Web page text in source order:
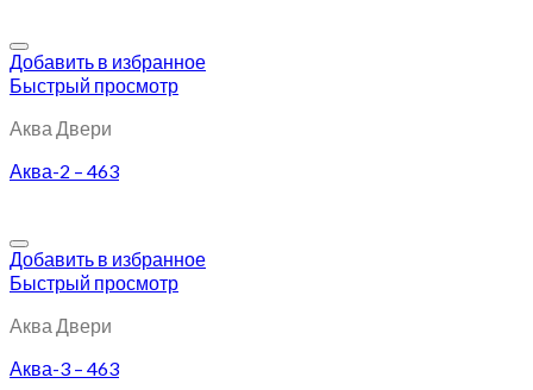
Добавить в избранное
Быстрый просмотр
Аква Двери
Аква-2 – 463
Добавить в избранное
Быстрый просмотр
Аква Двери
Аква-3 – 463